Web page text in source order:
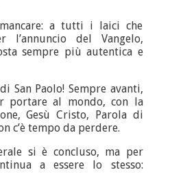
a tutti i laici che
l’annuncio del Vangelo,
sempre più autentica e
San Paolo! Sempre avanti,
portare al mondo, con la
Gesù Cristo, Parola di
c’è tempo da perdere.
si è concluso, ma per
a essere lo stesso: